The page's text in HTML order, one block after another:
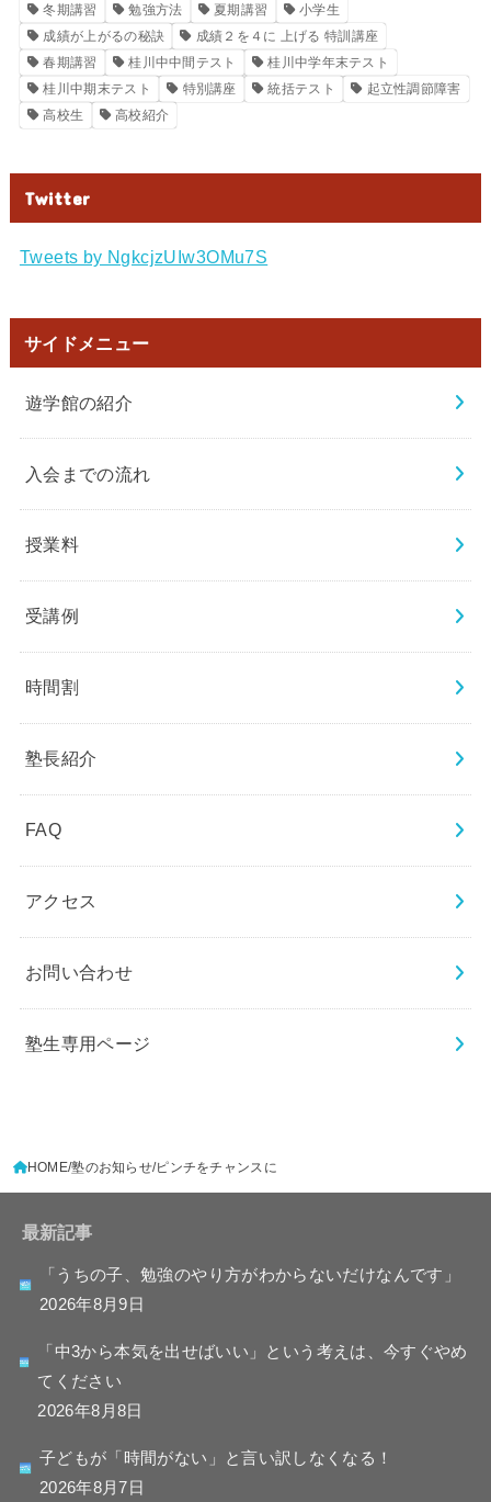
冬期講習
勉強方法 夏期講習
小学生
成績が上がるの秘訣
成績２を４に 上げる 特訓講座
春期講習
桂川中中間テスト
桂川中学年末テスト
桂川中期末テスト
特別講座 統括テスト
起立性調節障害
高校生
高校紹介
Twitter
Tweets by NgkcjzUIw3OMu7S
サイドメニュー
遊学館の紹介
入会までの流れ
授業料
受講例
時間割
塾長紹介
FAQ
アクセス
お問い合わせ
塾生専用ページ
HOME 塾のお知らせ ピンチをチャンスに
最新記事
「うちの子、勉強のやり方がわからないだけなんです」
2026年8月9日
「中3から本気を出せばいい」という考えは、今すぐやめ
てください
2026年8月8日
子どもが「時間がない」と言い訳しなくなる！
2026年8月7日